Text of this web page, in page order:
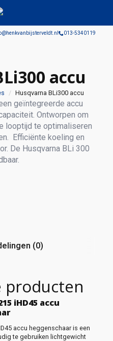
013-5340119
accu
Husqvarna BLi300 accu
geïntegreerde accu
Ontworpen om
looptijd te optimaliseren
Efficiënte koeling en
De Husqvarna BLi 300
(0)
producten
iHD45 accu
accu heggenschaar is een
te gebruiken lichtgewicht